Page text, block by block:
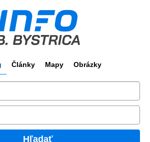
Články Mapy Obrázky
Hľadať